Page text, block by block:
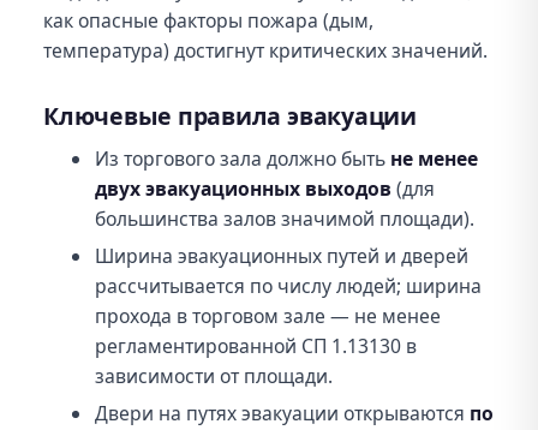
как опасные факторы пожара (дым,
температура) достигнут критических значений.
Ключевые правила эвакуации
Из торгового зала должно быть не менее
двух эвакуационных выходов (для
большинства залов значимой площади).
Ширина эвакуационных путей и дверей
рассчитывается по числу людей; ширина
прохода в торговом зале — не менее
регламентированной СП 1.13130 в
зависимости от площади.
Двери на путях эвакуации открываются по